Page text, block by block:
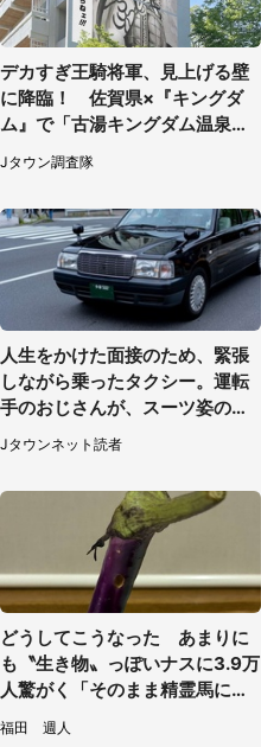
デカすぎ王騎将軍、見上げる壁
に降臨！ 佐賀県×『キングダ
ム』で「古湯キングダム温泉
郷」【7／17～9／30】
Jタウン調査隊
人生をかけた面接のため、緊張
しながら乗ったタクシー。運転
手のおじさんが、スーツ姿の私
を見て...（福岡県・30代女性）
Jタウンネット読者
どうしてこうなった あまりに
も〝生き物〟っぽいナスに3.9万
人驚がく「そのまま精霊馬に使
えそう」
福田 週人